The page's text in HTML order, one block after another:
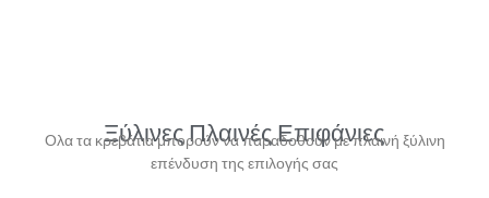
Ξύλινες Πλαινές Επιφάνιες
Ολα τα κρεβάτια μπορούν να παραδοθούν με πλαινή ξύλινη
επένδυση της επιλογής σας